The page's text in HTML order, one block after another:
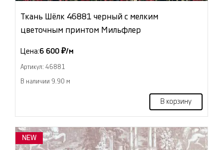
Ткань Шёлк 46881 черный с мелким
цветочным принтом Мильфлер
Цена:6 600 ₽/м
Артикул: 46881
В наличии 9.90 м
В корзину
NEW